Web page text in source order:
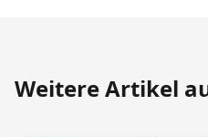
Weitere Artikel